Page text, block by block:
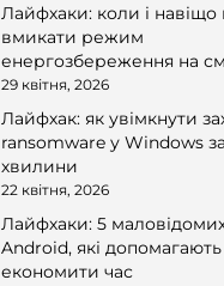
Лайфхаки: коли і навіщо
вмикати режим
енергозбереження на
29 квітня, 2026
Лайфхак: як увімкнути
ransomware у Windows
хвилини
22 квітня, 2026
Лайфхаки: 5
Android, які допомагають
економити час